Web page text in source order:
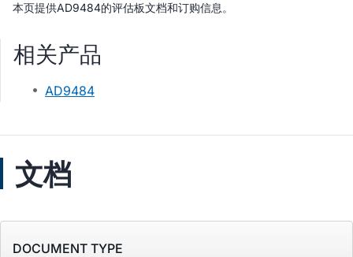
本页提供AD9484的评估板文档和订购信息。
相关产品
AD9484
文档
DOCUMENT TYPE